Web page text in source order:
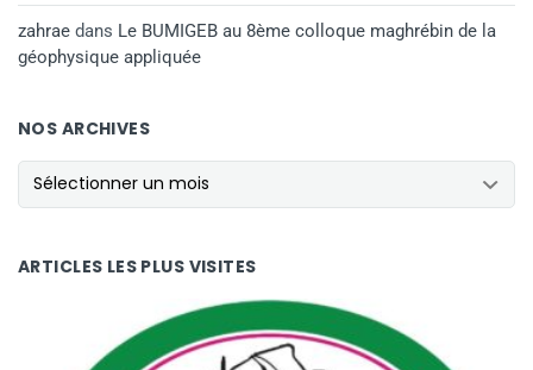
zahrae dans Le BUMIGEB au 8ème colloque maghrébin de la
géophysique appliquée
NOS ARCHIVES
NOS ARCHIVES
ARTICLES LES PLUS VISITES